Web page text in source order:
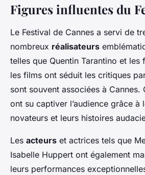
Figures influentes du
Le Festival de Cannes a servi de
nombreux réalisateurs
telles que Quentin Tarantino et les
les films ont séduit les critiques
sont souvent associées à Cannes.
ont su captiver l’audience grâce à
novateurs et leurs histoires
Les acteurs et actrices tels que
Isabelle Huppert ont également
leurs performances